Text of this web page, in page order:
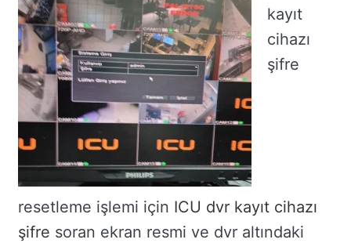
kayıt
cihazı
şifre
resetleme işlemi için ICU dvr kayıt cihazı
şifre soran ekran resmi ve dvr altındaki